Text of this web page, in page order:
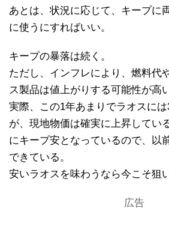
あとは、状況に応じて、キープに
に使うにすればいい。
キープの暴落は続く。
ただし、インフレにより、燃料代
ス製品は値上がりする可能性が高い
実際、この1年あまりでラオスに
が、現地物価は確実に上昇してい
にキープ安となっているので、以
できている。
安いラオスを味わうなら今こそ狙
広告